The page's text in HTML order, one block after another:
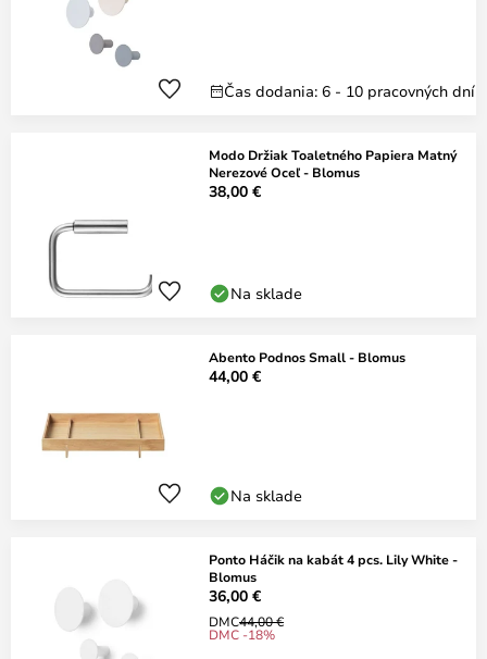
Čas dodania: 6 - 10 pracovných dní
Modo Držiak Toaletného Papiera Matný
Nerezové Oceľ - Blomus
38,00 €
Na sklade
Abento Podnos Small - Blomus
44,00 €
Na sklade
Ponto Háčik na kabát 4 pcs. Lily White -
Blomus
36,00 €
DMC44,00 €
DMC -18%